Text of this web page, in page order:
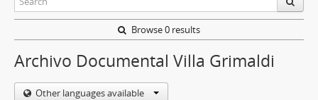
Browse 0 results
Archivo Documental Villa Grimaldi
Other languages available